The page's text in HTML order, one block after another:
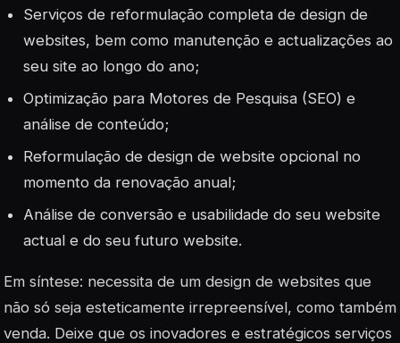
Serviços de reformulação completa de design de
websites, bem como manutenção e actualizações ao
seu site ao longo do ano;
Optimização para Motores de Pesquisa (SEO) e
análise de conteúdo;
Reformulação de design de website opcional no
momento da renovação anual;
Análise de conversão e usabilidade do seu website
actual e do seu futuro website.
Em síntese: necessita de um design de websites que
não só seja esteticamente irrepreensível, como também
venda. Deixe que os inovadores e estratégicos serviços